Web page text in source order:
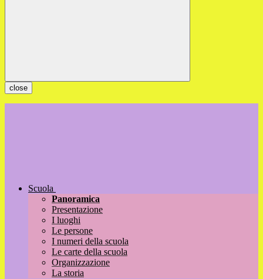
close
Scuola
Panoramica
Presentazione
I luoghi
Le persone
I numeri della scuola
Le carte della scuola
Organizzazione
La storia